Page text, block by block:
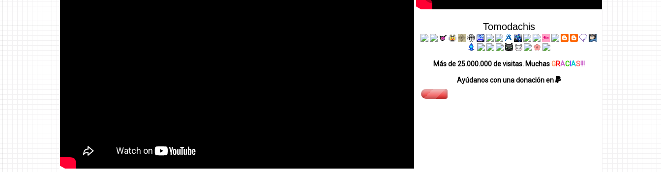
Tomodachis
Más de 25.000.000 de visitas. MuchasGRACAS!!!
Ayúdanos con una donación en